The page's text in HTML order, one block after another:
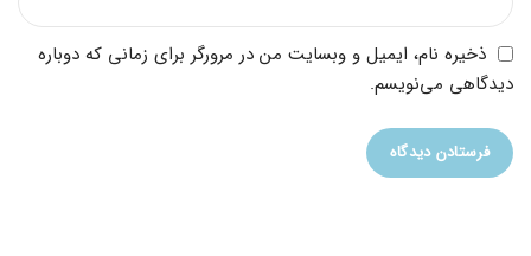
ذخیره نام، ایمیل و وبسایت من در مرورگر برای زمانی که دوباره
دیدگاهی می‌نویسم.